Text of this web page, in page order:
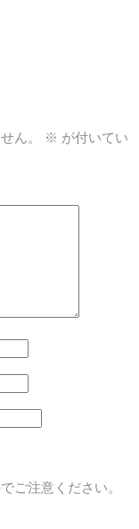
ん。 ※ が付いてい
ご注意ください。